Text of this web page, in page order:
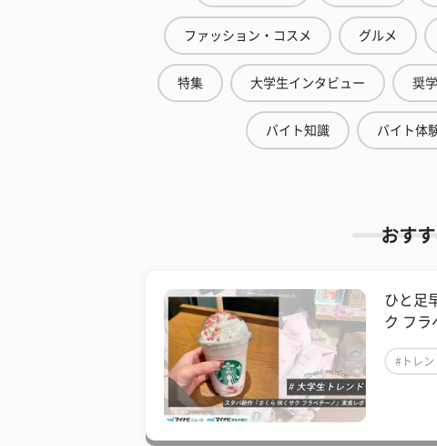
ファッション・コスメ グルメ
特集 大学生インタビュー 奨
バイト知識 バイト体
おす
ひと足
ク フラ
#トレン